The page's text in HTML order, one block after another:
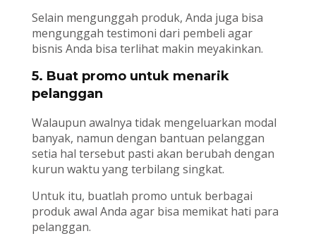
Selain mengunggah produk, Anda juga bisa
mengunggah testimoni dari pembeli agar
bisnis Anda bisa terlihat makin meyakinkan.
5. Buat promo untuk menarik
pelanggan
Walaupun awalnya tidak mengeluarkan modal
banyak, namun dengan bantuan pelanggan
setia hal tersebut pasti akan berubah dengan
kurun waktu yang terbilang singkat.
Untuk itu, buatlah promo untuk berbagai
produk awal Anda agar bisa memikat hati para
pelanggan.